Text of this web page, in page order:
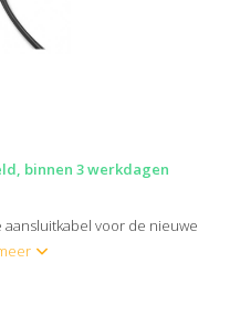
binnen 3 werkdagen
aansluitkabel voor de nieuwe